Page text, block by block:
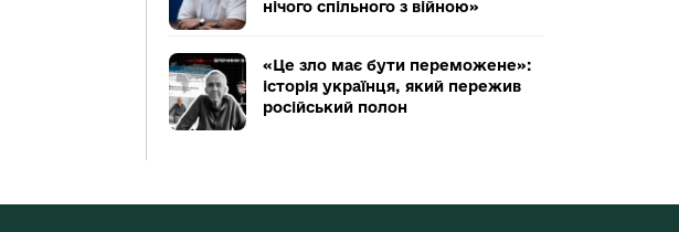
нічого спільного з війною»
«Це зло має бути переможене»:
історія українця, який пережив
російський полон